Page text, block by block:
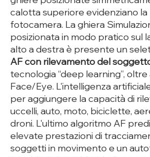
calotta superiore evidenziano la
fotocamera. La ghiera
posizionata in modo pratico sul
alto a destra è presente un
AF con rilevamento del
tecnologia “deep learning”,
Face/Eye. L'intelligenza
per aggiungere la capacità di
uccelli, auto, moto, biciclette,
droni. L'ultimo algoritmo AF
elevate prestazioni di
soggetti in movimento e un